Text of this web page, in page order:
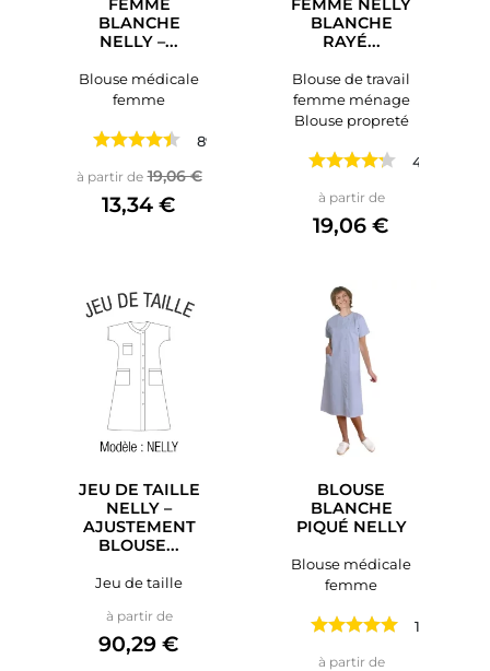
BLANCHE
NELLY –...
Blouse médicale
femme
89 avis
à partir de Prix de base
19,06 €Prix
13,34 €
BLANCHE
RAYÉ...
Blouse de travail
femme ménage
Blouse propreté
4 avis
à partir dePrix
19,06 €
JEU DE TAILLE
NELLY –
AJUSTEMENT
BLOUSE...
Jeu de taille
à partir dePrix
90,29 €
BLOUSE
BLANCHE
PIQUÉ NELLY
Blouse médicale
femme
1 avis
à partir dePrix